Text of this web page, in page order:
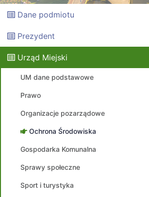
Dane podmiotu
Prezydent
Urząd Miejski
UM dane podstawowe
Prawo
Organizacje pozarządowe
Ochrona Środowiska
Gospodarka Komunalna
Sprawy społeczne
Sport i turystyka